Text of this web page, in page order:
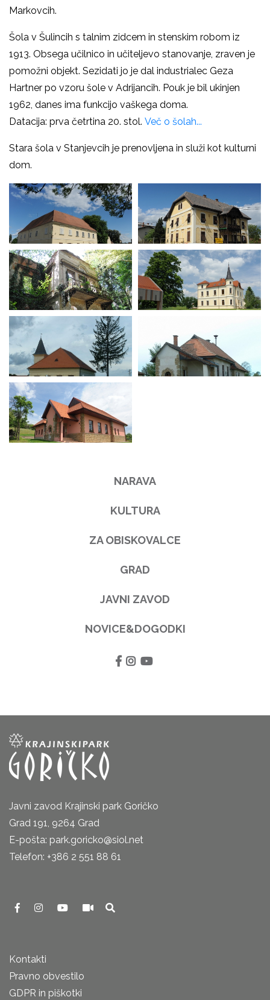
Markovcih.
Šola v Šulincih s talnim zidcem in stenskim robom iz
1913. Obsega učilnico in učiteljevo stanovanje, zraven je
pomožni objekt. Sezidati jo je dal industrialec Geza
Hartner po vzoru šole v Adrijancih. Pouk je bil ukinjen
1962, danes ima funkcijo vaškega doma.
Datacija: prva četrtina 20. stol. Več o šolah...
Stara šola v Stanjevcih je prenovljena in služi kot kulturni
dom.
NARAVA
KULTURA
ZA OBISKOVALCE
GRAD
JAVNI ZAVOD
NOVICE&DOGODKI
Javni zavod Krajinski park Goričko
Grad 191, 9264 Grad
E-pošta: park.goricko@siol.net
Telefon: +386 2 551 88 61
Kontakti
Pravno obvestilo
GDPR in piškotki